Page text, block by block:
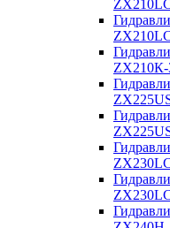
ZX210К-